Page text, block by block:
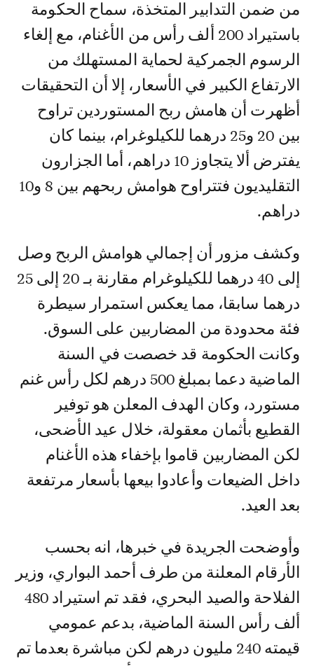
من ضمن التدابير المتخذة، سماح الحكومة
باستيراد 200 ألف رأس من الأغنام، مع إلغاء
الرسوم الجمركية لحماية المستهلك من
الارتفاع الكبير في الأسعار، إلا أن التحقيقات
أظهرت أن هامش ربح المستوردين تراوح
بين 20 و25 درهما للكيلوغرام، بينما كان
يفترض ألا يتجاوز 10 دراهم، أما الجزارون
التقليديون فتتراوح هوامش ربحهم بين 8 و10
دراهم.
وكشف مزور أن إجمالي هوامش الربح وصل
إلى 40 درهما للكيلوغرام مقارنة بـ 20 إلى 25
درهما سابقا، مما يعكس استمرار سيطرة
فئة محدودة من المضاربين على السوق.
وكانت الحكومة قد خصصت في السنة
الماضية دعما بمبلغ 500 درهم لكل رأس غنم
مستورد، وكان الهدف المعلن هو توفير
القطيع بأثمان معقولة، خلال عيد الأضحى،
لكن المضاربين قاموا بإخفاء هذه الأغنام
داخل الضيعات وأعادوا بيعها بأسعار مرتفعة
بعد العيد.
وأوضحت الجريدة في خبرها، انه بحسب
الأرقام المعلنة من طرف أحمد البواري، وزير
الفلاحة والصيد البحري، فقد تم استيراد 480
ألف رأس السنة الماضية، بدعم عمومي
قيمته 240 مليون درهم لكن مباشرة بعدما تم